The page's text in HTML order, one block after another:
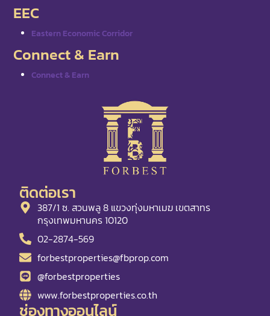
EEC
Eastern Economic Corridor
Connect & Earn
Connect & Earn
ติดต่อเรา
387/1 ซ. สวนพลู 8 แขวงทุ่งมหาเมฆ เขตสาทร
กรุงเทพมหานคร 10120
02-2874-569
forbestproperties@fbprop.com
@forbestproperties
www.forbestproperties.co.th
ช่องทางออนไลน์